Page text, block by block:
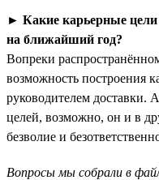
► Какие карьерные цели
на ближайший год?
Вопреки
возможность построения
руководителем доставки.
целей, возможно, он и в
безволие и
Вопросы мы собрали в